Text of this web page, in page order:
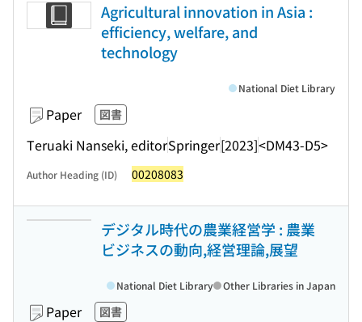
Agricultural innovation in Asia :
efficiency, welfare, and
technology
Paper 図書
Teruaki Nanseki, editorSpringer[2023]<DM43-D5>
National Diet Library
Author Heading (ID) 00208083
デジタル時代の農業経営学 : 農業
ビジネスの動向,経営理論,展望
Paper 図書
National Diet Library Other Libraries in Japan